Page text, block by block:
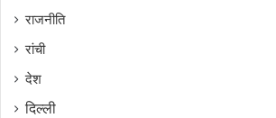
राजनीति
रांची
देश
दिल्‍ली